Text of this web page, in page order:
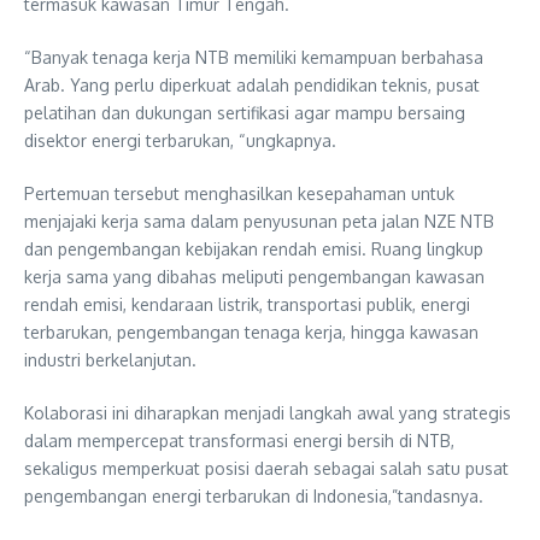
“Banyak tenaga kerja NTB memiliki kemampuan berbahasa
Arab. Yang perlu diperkuat adalah pendidikan teknis, pusat
pelatihan dan dukungan sertifikasi agar mampu bersaing
disektor energi terbarukan, “ungkapnya.
Pertemuan tersebut menghasilkan kesepahaman untuk
menjajaki kerja sama dalam penyusunan peta jalan NZE NTB
dan pengembangan kebijakan rendah emisi. Ruang lingkup
kerja sama yang dibahas meliputi pengembangan kawasan
rendah emisi, kendaraan listrik, transportasi publik, energi
terbarukan, pengembangan tenaga kerja, hingga kawasan
industri berkelanjutan.
Kolaborasi ini diharapkan menjadi langkah awal yang strategis
dalam mempercepat transformasi energi bersih di NTB,
sekaligus memperkuat posisi daerah sebagai salah satu pusat
pengembangan energi terbarukan di Indonesia,”tandasnya.